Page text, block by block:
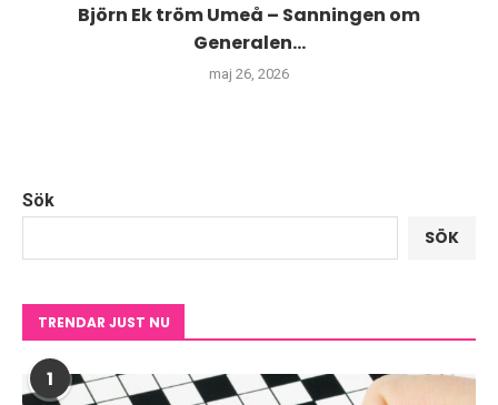
Björn Ek tröm Umeå – Sanningen om
Generalen...
maj 26, 2026
Sök
SÖK
TRENDAR JUST NU
1